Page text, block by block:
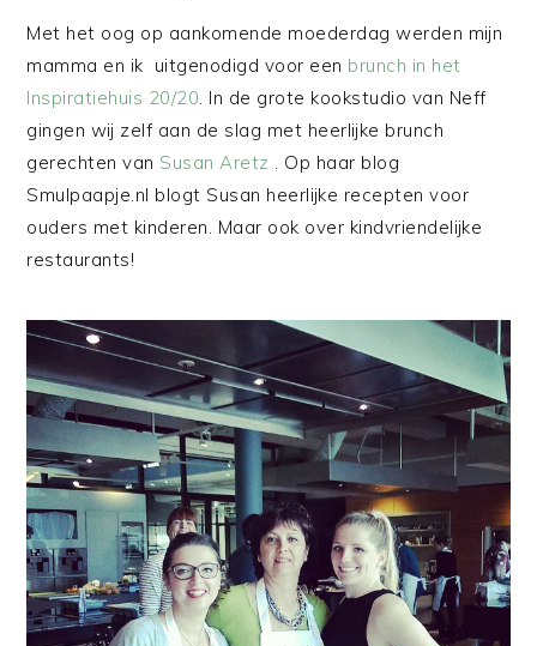
Met het oog op aankomende moederdag werden mijn
mamma en ik uitgenodigd voor een brunch in het
Inspiratiehuis 20/20. In de grote kookstudio van Neff
gingen wij zelf aan de slag met heerlijke brunch
gerechten van Susan Aretz . Op haar blog
Smulpaapje.nl blogt Susan heerlijke recepten voor
ouders met kinderen. Maar ook over kindvriendelijke
restaurants!